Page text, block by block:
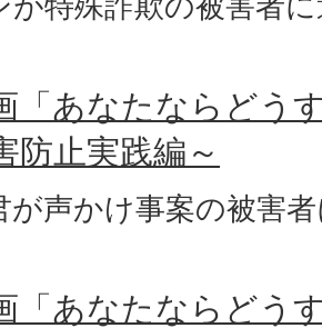
「あなたならどう
防止実践編～
が声かけ事案の被害
「あなたならどう